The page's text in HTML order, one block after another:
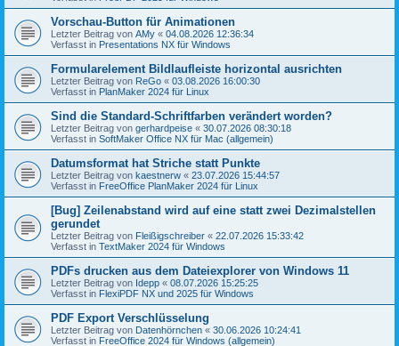
Vorschau-Button für Animationen
Letzter Beitrag von AMy « 04.08.2026 12:36:34
Verfasst in Presentations NX für Windows
Formularelement Bildlaufleiste horizontal ausrichten
Letzter Beitrag von ReGo « 03.08.2026 16:00:30
Verfasst in PlanMaker 2024 für Linux
Sind die Standard-Schriftfarben verändert worden?
Letzter Beitrag von gerhardpeise « 30.07.2026 08:30:18
Verfasst in SoftMaker Office NX für Mac (allgemein)
Datumsformat hat Striche statt Punkte
Letzter Beitrag von kaestnerw « 23.07.2026 15:44:57
Verfasst in FreeOffice PlanMaker 2024 für Linux
[Bug] Zeilenabstand wird auf eine statt zwei Dezimalstellen
gerundet
Letzter Beitrag von Fleißigschreiber « 22.07.2026 15:33:42
Verfasst in TextMaker 2024 für Windows
PDFs drucken aus dem Dateiexplorer von Windows 11
Letzter Beitrag von Idepp « 08.07.2026 15:25:25
Verfasst in FlexiPDF NX und 2025 für Windows
PDF Export Verschlüsselung
Letzter Beitrag von Datenhörnchen « 30.06.2026 10:24:41
Verfasst in FreeOffice 2024 für Windows (allgemein)